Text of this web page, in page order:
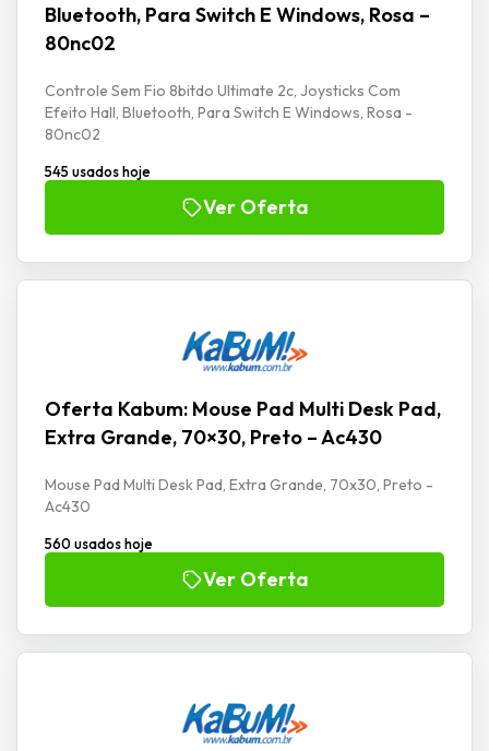
Bluetooth, Para Switch E Windows, Rosa –
80nc02
Controle Sem Fio 8bitdo Ultimate 2c, Joysticks Com
Efeito Hall, Bluetooth, Para Switch E Windows, Rosa -
80nc02
545 usados hoje
Ver Oferta
Oferta Kabum: Mouse Pad Multi Desk Pad,
Extra Grande, 70×30, Preto – Ac430
Mouse Pad Multi Desk Pad, Extra Grande, 70x30, Preto -
Ac430
560 usados hoje
Ver Oferta